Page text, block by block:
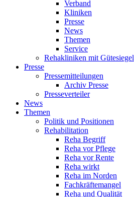
Verband
Kliniken
Presse
News
Themen
Service
Rehakliniken mit Gütesiegel
Presse
Pressemitteilungen
Archiv Presse
Presseverteiler
News
Themen
Politik und Positionen
Rehabilitation
Reha Begriff
Reha vor Pflege
Reha vor Rente
Reha wirkt
Reha im Norden
Fachkräftemangel
Reha und Qualität